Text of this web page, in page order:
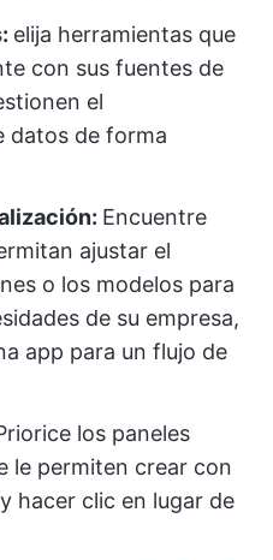
elija herramientas que
con sus fuentes de
el
datos de forma
Encuentre
ajustar el
o los modelos para
de su empresa,
app para un flujo de
los paneles
le permiten crear con
hacer clic en lugar de